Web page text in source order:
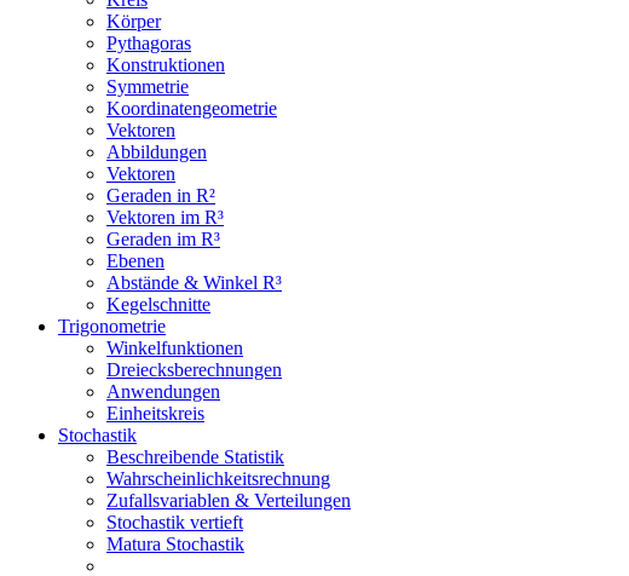
Körper
Pythagoras
Konstruktionen
Symmetrie
Koordinatengeometrie
Vektoren
Abbildungen
Vektoren
Geraden in R²
Vektoren im R³
Geraden im R³
Ebenen
Abstände & Winkel R³
Kegelschnitte
Trigonometrie
Winkelfunktionen
Dreiecksberechnungen
Anwendungen
Einheitskreis
Stochastik
Beschreibende Statistik
Wahrscheinlichkeitsrechnung
Zufallsvariablen & Verteilungen
Stochastik vertieft
Matura Stochastik